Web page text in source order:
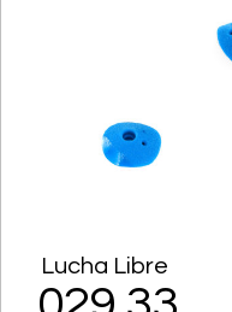
Lucha Libre